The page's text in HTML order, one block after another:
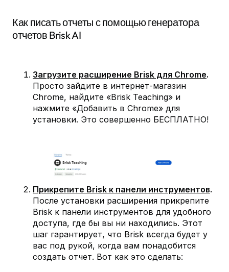
Как писать отчеты с помощью генератора
отчетов Brisk AI
Загрузите расширение Brisk для Chrome.
Просто зайдите в интернет-магазин
Chrome, найдите «Brisk Teaching» и
нажмите «Добавить в Chrome» для
установки. Это совершенно БЕСПЛАТНО!
Прикрепите Brisk к панели инструментов.
После установки расширения прикрепите
Brisk к панели инструментов для удобного
доступа, где бы вы ни находились. Этот
шаг гарантирует, что Brisk всегда будет у
вас под рукой, когда вам понадобится
создать отчет. Вот как это сделать: